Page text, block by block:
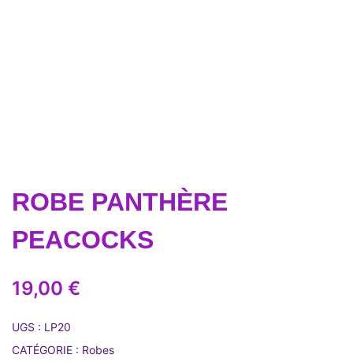
ROBE PANTHÈRE
PEACOCKS
19,00 €
UGS : LP20
CATÉGORIE : Robes